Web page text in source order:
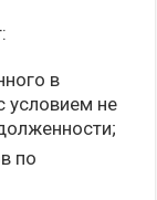
в
условием не
по